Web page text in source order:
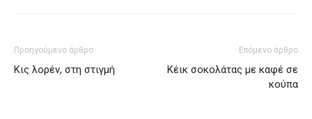
Προηγούμενο άρθρο
Κις λορέν, στη στιγμή
Επόμενο άρθρο
Κέικ σοκολάτας με καφέ σε
κούπα